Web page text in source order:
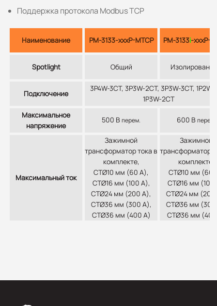
Поддержка протокола Modbus TCP
Наименование PM-3133-xxxP-MTCP PM-3133i-xxxP-
Spotlight Общий
Подключение
3P4W-3CT, 3P3W-2CT, 3P3W-3CT, 1P2W-
1P3W-2CT
Максимальное
напряжение
500 Вперем. 600 Вперем.
Максимальный ток
Зажимной
трансформатор тока в
комплекте,
CTØ10 мм (60 A),
CTØ16 мм (100 A),
CTØ24 мм (200 A),
CTØ36 мм (300 A),
CTØ36 мм (400 A)
Зажимной
трансформатор
комплекте,
CTØ10 мм (60
CTØ16 мм (100
CTØ24 мм (200
CTØ36 мм (300
CTØ36 мм